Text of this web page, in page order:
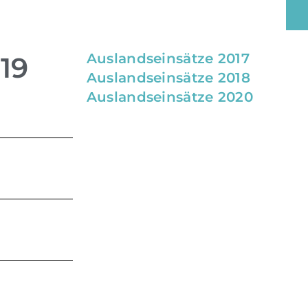
Auslandseinsätze 2017
Auslandseinsätze 2018
Auslandseinsätze 2020